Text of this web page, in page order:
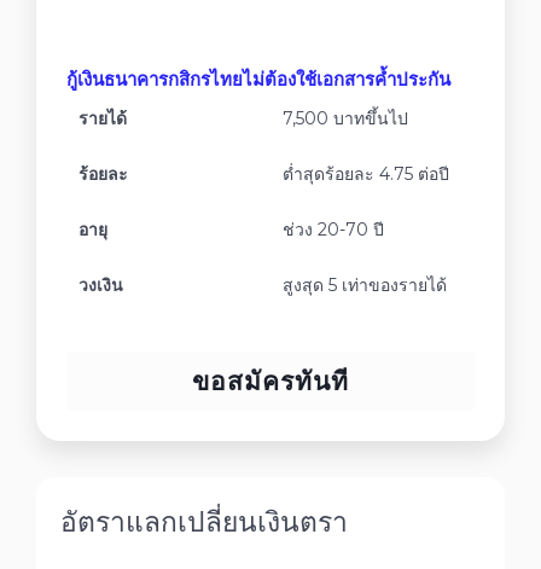
กู้เงินธนาคารกสิกรไทยไม่ต้องใช้เอกสารค้ำประกัน
รายได้ 7,500 บาทขึ้นไป
ร้อยละ ต่ำสุดร้อยละ 4.75 ต่อปี
อายุ ช่วง 20-70 ปี
วงเงิน สูงสุด 5 เท่าของรายได้
ขอสมัครทันที
อัตราแลกเปลี่ยนเงินตรา